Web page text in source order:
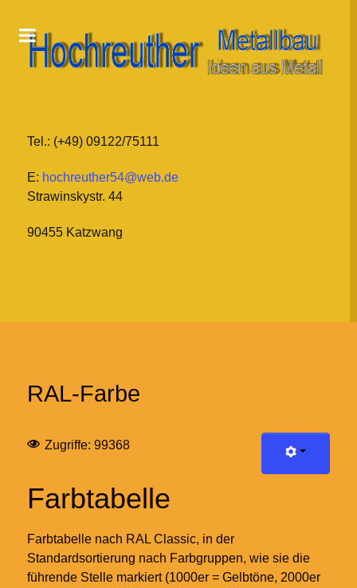
Tel.: (+49) 09122/75111
E: hochreuther54@web.de
Strawinskystr. 44
90455 Katzwang
RAL-Farbe
Zugriffe: 99368
Farbtabelle
Farbtabelle nach RAL Classic, in der
Standardsortierung nach Farbgruppen, wie sie die
führende Stelle markiert (1000er = Gelbtöne, 2000er